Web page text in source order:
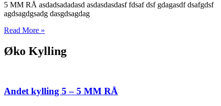
5 MM RÅ asdadsadadasd asdasdasdasf fdsaf dsf gdagasdf dsafgdsf
agdsagdgsadg dasgdsagdag
Read More »
Øko Kylling
Andet kylling 5 – 5 MM RÅ